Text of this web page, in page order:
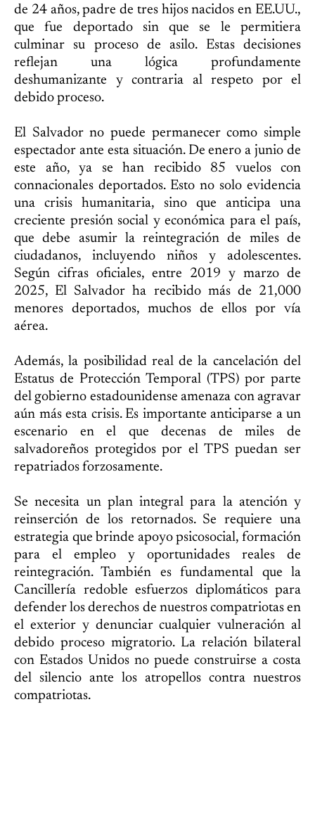
de 24 años, padre de tres hijos nacidos en EE.UU.,
que fue deportado sin que se le permitiera
culminar su proceso de asilo. Estas decisiones
reflejan una lógica profundamente
deshumanizante y contraria al respeto por el
debido proceso.
El Salvador no puede permanecer como simple
espectador ante esta situación. De enero a junio de
este año, ya se han recibido 85 vuelos con
connacionales deportados. Esto no solo evidencia
una crisis humanitaria, sino que anticipa una
creciente presión social y económica para el país,
que debe asumir la reintegración de miles de
ciudadanos, incluyendo niños y adolescentes.
Según cifras oficiales, entre 2019 y marzo de
2025, El Salvador ha recibido más de 21,000
menores deportados, muchos de ellos por vía
aérea.
Además, la posibilidad real de la cancelación del
Estatus de Protección Temporal (TPS) por parte
del gobierno estadounidense amenaza con agravar
aún más esta crisis. Es importante anticiparse a un
escenario en el que decenas de miles de
salvadoreños protegidos por el TPS puedan ser
repatriados forzosamente.
Se necesita un plan integral para la atención y
reinserción de los retornados. Se requiere una
estrategia que brinde apoyo psicosocial, formación
para el empleo y oportunidades reales de
reintegración. También es fundamental que la
Cancillería redoble esfuerzos diplomáticos para
defender los derechos de nuestros compatriotas en
el exterior y denunciar cualquier vulneración al
debido proceso migratorio. La relación bilateral
con Estados Unidos no puede construirse a costa
del silencio ante los atropellos contra nuestros
compatriotas.